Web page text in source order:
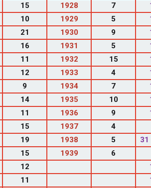
15 1928 7
10 1929 5
21 1930 9
16 1931 5
11 1932 15
12 1933 4
9 1934 7
14 1935 10
11 1936 9
15 1937
4
19 1938 5
31
15 1939
6
12
11